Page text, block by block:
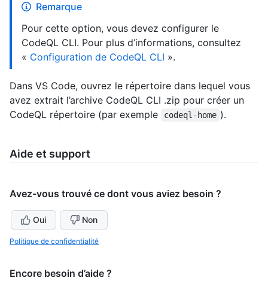
Remarque
Pour cette option, vous devez configurer le
CodeQL CLI. Pour plus d’informations, consultez
« Configuration de CodeQL CLI ».
Dans VS Code, ouvrez le répertoire dans lequel vous
avez extrait l’archive CodeQL CLI .zip pour créer un
CodeQL répertoire (par exemple
codeql-home ).
Aide et support
Avez-vous trouvé ce dont vous aviez besoin ?
Oui Non
Politique de confidentialité
Encore besoin d’aide ?